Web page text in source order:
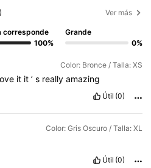
Ver más
corresponde
100%
Grande
0%
Color: Bronce / Talla: XS
it it’s reallyamazing
Útil (0)
Color: Gris Oscuro / Talla: XL
Útil (0)